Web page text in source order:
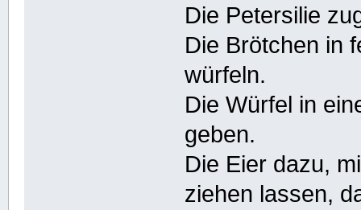
Die Petersilie
Die Brötchen in
würfeln.
Die Würfel in
geben.
Die Eier dazu,
ziehen lassen,